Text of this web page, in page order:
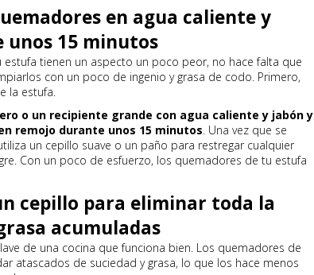
en agua caliente y
15 minutos
tienen un aspecto un poco peor, no hace falta que
con un poco de ingenio y grasa de codo. Primero,
la estufa.
o un recipiente grande con agua caliente y jabón y
remojo durante unos 15 minutos. Una vez que se
un cepillo suave o un paño para restregar cualquier
Con un poco de esfuerzo, los quemadores de tu estufa
cepillo para eliminar toda la
acumuladas
de una cocina que funciona bien. Los quemadores de
atascados de suciedad y grasa, lo que los hace menos